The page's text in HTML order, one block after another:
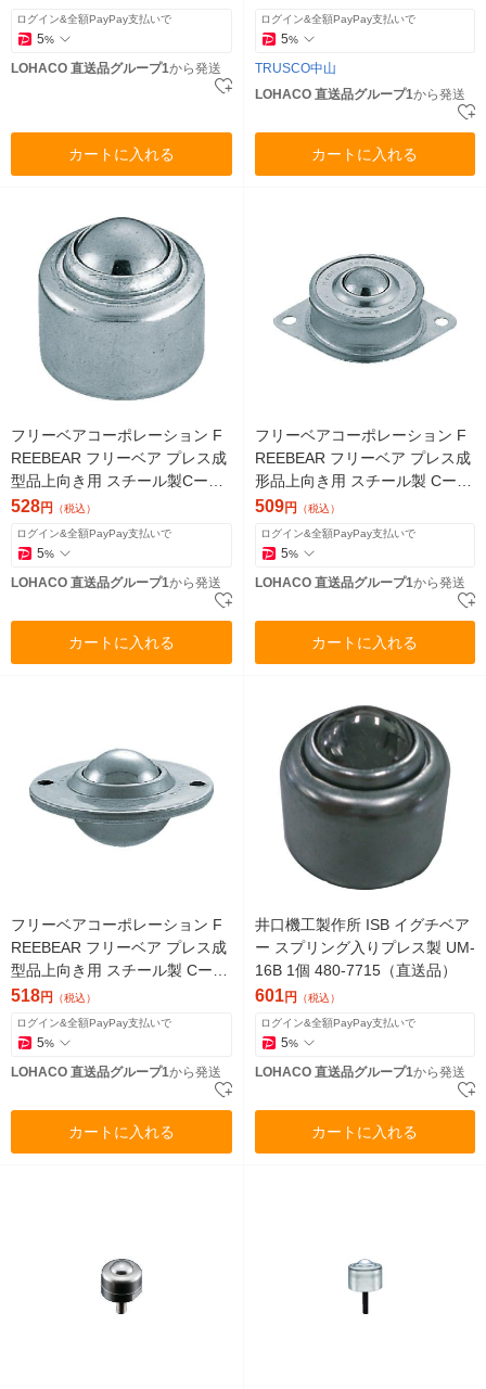
ログイン&全額PayPay支払いで
5%
LOHACO 直送品グループ1から発送
カートに入れる
ログイン&全額PayPay支払いで
5%
TRUSCO中山
LOHACO 直送品グループ1から発送
カートに入れる
フリーベアコーポレーション F
REEBEAR フリーベア プレス成
型品上向き用 スチール製Cー5S
C-5S 1個 500-5574（直送品）
528円 （税込）
ログイン&全額PayPay支払いで
5%
LOHACO 直送品グループ1から発送
カートに入れる
フリーベアコーポレーション F
REEBEAR フリーベア プレス成
形品上向き用 スチール製 Cー5L
ー5 1個 500-5621（直送品）
509円 （税込）
ログイン&全額PayPay支払いで
5%
LOHACO 直送品グループ1から発送
カートに入れる
フリーベアコーポレーション F
REEBEAR フリーベア プレス成
型品上向き用 スチール製 Cー8L
C-8-L 1個 500-5663（直送品）
518円 （税込）
ログイン&全額PayPay支払いで
5%
LOHACO 直送品グループ1から発送
カートに入れる
井口機工製作所 ISB イグチベア
ー スプリング入りプレス製 UM-
16B 1個 480-7715（直送品）
601円 （税込）
ログイン&全額PayPay支払いで
5%
LOHACO 直送品グループ1から発送
カートに入れる